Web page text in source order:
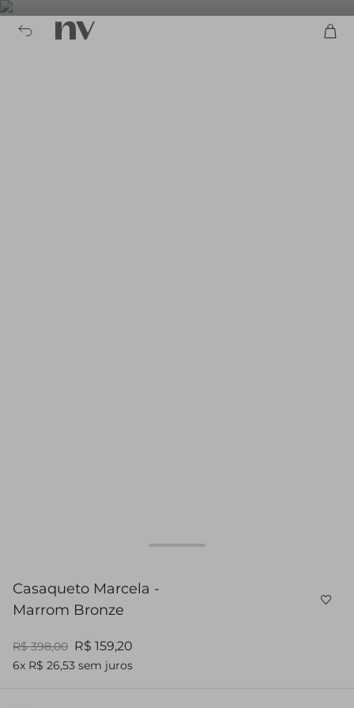
Casaqueto Marcela -
Marrom Bronze
R$ 398,00 R$ 159,20
6x R$ 26,53 sem juros